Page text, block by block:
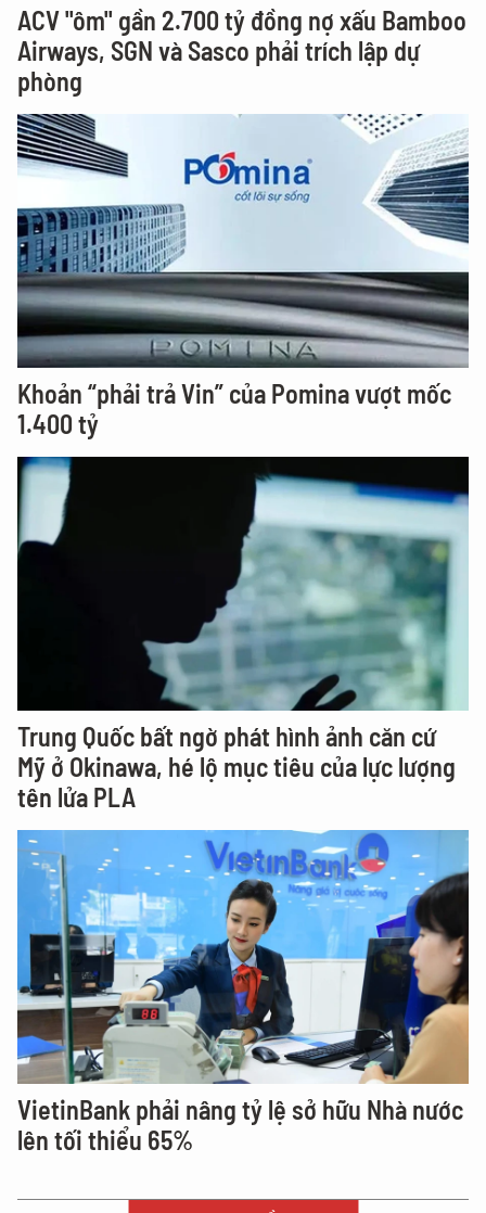
ACV "ôm" gần 2.700 tỷ đồng nợ xấu Bamboo
Airways, SGN và Sasco phải trích lập dự
phòng
Khoản “phải trả Vin” của Pomina vượt mốc
1.400 tỷ
Trung Quốc bất ngờ phát hình ảnh căn cứ
Mỹ ở Okinawa, hé lộ mục tiêu của lực lượng
tên lửa PLA
VietinBank phải nâng tỷ lệ sở hữu Nhà nước
lên tối thiểu 65%